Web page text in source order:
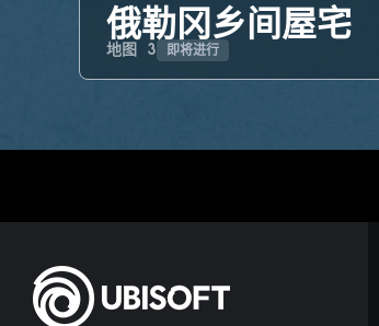
俄勒冈乡间屋宅
地图 3 即将进行